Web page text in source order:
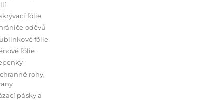
fólie
oděvů
fólie
fólie
rohy,
pásky a